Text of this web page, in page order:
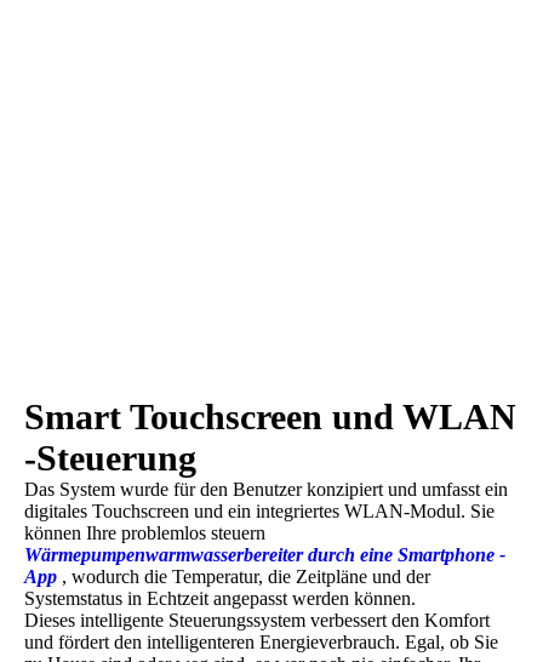
Smart Touchscreen und WLAN
-Steuerung
Das System wurde für den Benutzer konzipiert und umfasst ein
digitales Touchscreen und ein integriertes WLAN-Modul. Sie
können Ihre problemlos steuern
Wärmepumpenwarmwasserbereiter durch eine Smartphone -
App , wodurch die Temperatur, die Zeitpläne und der
Systemstatus in Echtzeit angepasst werden können.
Dieses intelligente Steuerungssystem verbessert den Komfort
und fördert den intelligenteren Energieverbrauch. Egal, ob Sie